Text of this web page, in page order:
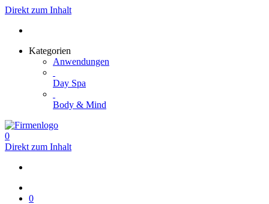
Direkt zum Inhalt
Kategorien
Anwendungen
Day Spa
Body & Mind
0
Direkt zum Inhalt
0